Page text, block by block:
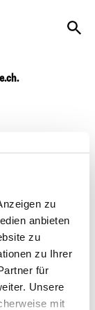
zu
anbieten
zu
zu Ihrer
für
Unsere
mit
in